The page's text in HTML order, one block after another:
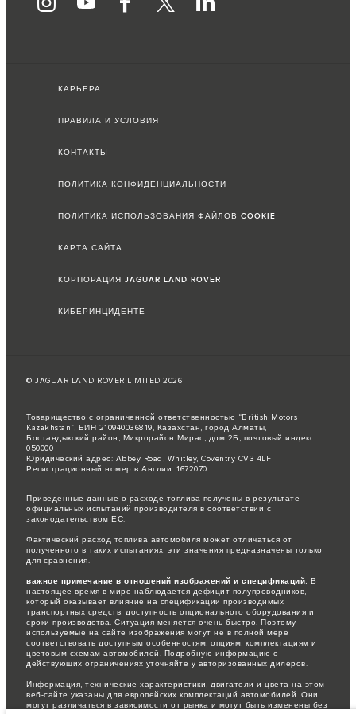
КАРЬЕРА
ПРАВИЛА И УСЛОВИЯ
КОНТАКТЫ
ПОЛИТИКА КОНФИДЕНЦИАЛЬНОСТИ
ПОЛИТИКА ИСПОЛЬЗОВАНИЯ ФАЙЛОВ COOKIE
КАРТА САЙТА
КОРПОРАЦИЯ JAGUAR LAND ROVER
КИБЕРИНЦИДЕНТЕ
© JAGUAR LAND ROVER LIMITED 2026
Товарищество с ограниченной ответственностью “British Motors
Kazakhstan”, БИН 210940036819, Казахстан, город Алматы,
Бостандыкский район, Микрорайон Мирас, дом 2Б, почтовый индекс
050000
Юридический адрес: Abbey Road, Whitley, Coventry CV3 4LF
Регистрационный номер в Англии: 1672070
Приведенные данные о расходе топлива получены в результате
официальных испытаний производителя в соответствии с
законодательством ЕС.
Фактический расход топлива автомобиля может отличаться от
полученного в таких испытаниях, эти значения предназначены только
для сравнения.
важное примечание в отношений изображений и спецификаций. В
настоящее время в мире наблюдается дефицит полупроводников,
который оказывает влияние на спецификации производимых
транспортных средств, доступность опционального оборудования и
сроки производства. Ситуация меняется очень быстро. Поэтому
используемые на сайте изображения могут не в полной мере
соответствовать доступным особенностям, опциям, комплектациям и
цветовым схемам автомобилей. Подробную информацию о
действующих ограничениях уточняйте у авторизованных дилеров.
Информация, технические характеристики, двигатели и цвета на этом
веб-сайте указаны для европейских комплектаций автомобилей. Они
могут различаться в зависимости от рынка и могут быть изменены без